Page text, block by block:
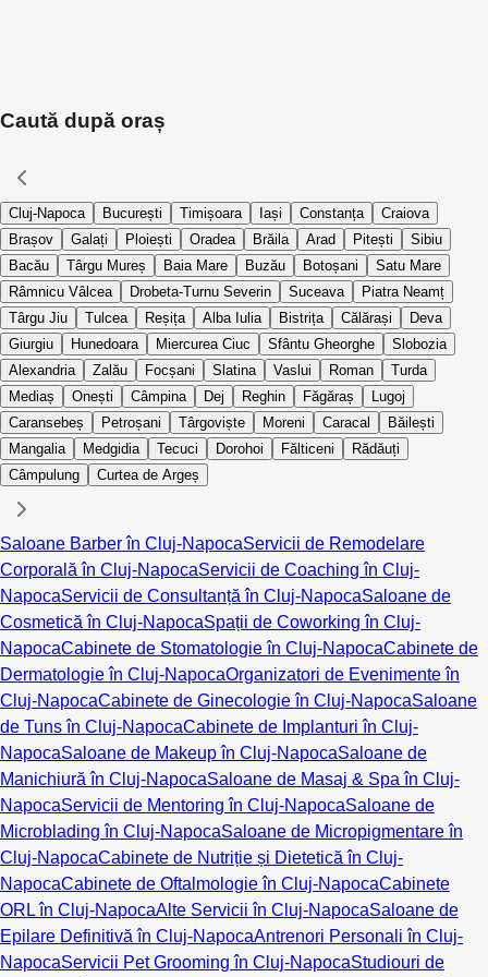
Caută după oraș
Cluj-Napoca București Timișoara Iași Constanța
Craiova
Brașov
Galați Ploiești Oradea Brăila Arad Pitești
Sibiu
Bacău
Târgu Mureș Baia Mare Buzău Botoșani
Satu Mare
Râmnicu Vâlcea
Drobeta-Turnu Severin Suceava
Piatra Neamț
Târgu Jiu
Tulcea Reșița Alba Iulia Bistrița Călărași
Deva
Giurgiu
Hunedoara Miercurea Ciuc Sfântu Gheorghe
Slobozia
Alexandria
Zalău Focșani Slatina Vaslui Roman
Turda
Mediaș
Onești Câmpina Dej Reghin Făgăraș
Lugoj
Caransebeș
Petroșani Târgoviște Moreni Caracal
Băilești
Mangalia
Medgidia Tecuci Dorohoi Fălticeni
Rădăuți
Câmpulung
Curtea de Argeș
Saloane Barber în Cluj-NapocaServicii de Remodelare
Corporală în Cluj-NapocaServicii de Coaching în Cluj-
NapocaServicii de Consultanță în Cluj-NapocaSaloane de
Cosmetică în Cluj-NapocaSpații de Coworking în Cluj-
NapocaCabinete de Stomatologie în Cluj-NapocaCabinete de
Dermatologie în Cluj-NapocaOrganizatori de Evenimente în
Cluj-NapocaCabinete de Ginecologie în Cluj-NapocaSaloane
de Tuns în Cluj-NapocaCabinete de Implanturi în Cluj-
NapocaSaloane de Makeup în Cluj-NapocaSaloane de
Manichiură în Cluj-NapocaSaloane de Masaj & Spa în Cluj-
NapocaServicii de Mentoring în Cluj-NapocaSaloane de
Microblading în Cluj-NapocaSaloane de Micropigmentare în
Cluj-NapocaCabinete de Nutriție și Dietetică în Cluj-
NapocaCabinete de Oftalmologie în Cluj-NapocaCabinete
ORL în Cluj-NapocaAlte Servicii în Cluj-NapocaSaloane de
Epilare Definitivă în Cluj-NapocaAntrenori Personali în Cluj-
NapocaServicii Pet Grooming în Cluj-NapocaStudiouri de